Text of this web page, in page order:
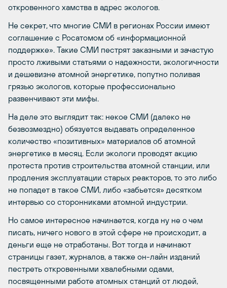
откровенного хамства в адрес экологов.
Не секрет, что многие СМИ в регионах России имеют
соглашение с Росатомом об «информационной
поддержке». Такие СМИ пестрят заказными и зачастую
просто лживыми статьями о надежности, экологичности
и дешевизне атомной энергетике, попутно поливая
грязью экологов, которые профессионально
развенчивают эти мифы.
На деле это выглядит так: некое СМИ (далеко не
безвозмездно) обязуется выдавать определенное
количество «позитивных» материалов об атомной
энергетике в месяц. Если экологи проводят акцию
протеста против строительства атомной станции, или
продления эксплуатации старых реакторов, то это либо
не попадет в такое СМИ, либо «забьется» десятком
интервью со сторонниками атомной индустрии.
Но самое интересное начинается, когда ну не о чем
писать, ничего нового в этой сфере не происходит, а
деньги еще не отработаны. Вот тогда и начинают
страницы газет, журналов, а также он-лайн изданий
пестреть откровенными хвалебными одами,
посвященными работе атомных станций от людей,